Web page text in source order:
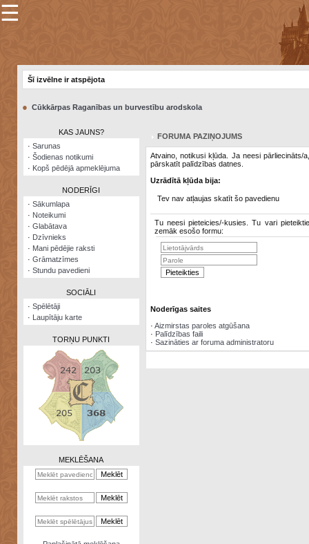
×
Šodienas
notikumi
Visatcera
almanahs
Arhīvs
Zināšanu
kalkulators
☰
Šī izvēlne ir atspējota
● Cūkkārpas Raganības un burvestību arodskola
KAS JAUNS?
· Sarunas
· Šodienas notikumi
· Kopš pēdējā apmeklējuma
NODERĪGI
· Sākumlapa
· Noteikumi
· Glabātava
· Dzīvnieks
· Mani pēdējie raksti
· Grāmatzīmes
· Stundu pavedieni
SOCIĀLI
· Spēlētāji
· Laupītāju karte
TORŅU PUNKTI
MEKLĒŠANA
FORUMA PAZIŅOJUMS
Atvaino, notikusi kļūda. Ja neesi pārliecināts/
pārskatīt palīdzības datnes.
Uzrādītā kļūda bija:
Tev nav atļaujas skatīt šo pavedienu
Tu neesi pieteicies/-kusies. Tu vari
zemāk esošo formu:
Noderīgas saites
· Aizmirstas paroles atgūšana
· Palīdzības faili
· Sazināties ar foruma administratoru